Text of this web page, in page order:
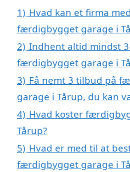
1) Hvad kan et firma
færdigbygget garage i
2) Indhent altid mindst
færdigbygget garage i
3) Få nemt 3 tilbud på
garage i Tårup, du kan
4) Hvad koster
Tårup?
5) Hvad er med til at
færdigbygget garage i